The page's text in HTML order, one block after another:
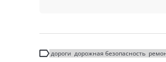
дороги дорожная безопасность